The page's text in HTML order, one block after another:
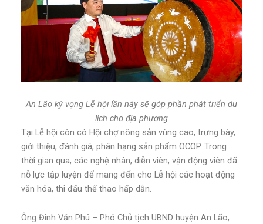
An Lão kỳ vọng Lễ hội lần này sẽ góp phần phát triển du
lịch cho địa phương
Tại Lễ hội còn có Hội chợ nông sản vùng cao, trưng bày,
giới thiệu, đánh giá, phân hạng sản phẩm OCOP. Trong
thời gian qua, các nghệ nhân, diễn viên, vận động viên đã
nỗ lực tập luyện để mang đến cho Lễ hội các hoạt động
văn hóa, thi đấu thể thao hấp dẫn.
Ông Đinh Văn Phú – Phó Chủ tịch UBND huyện An Lão,